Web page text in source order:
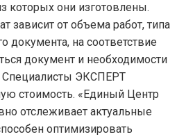
которых они изготовлены.
зависит от объема работ, типа
документа, на соответствие
документ и необходимости
Специалисты ЭКСПЕРТ
стоимость. «Единый Центр
отслеживает актуальные
оптимизировать